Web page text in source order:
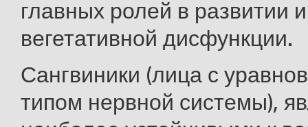
главных ролей в развитии
вегетативной дисфункции.
Сангвиники (лица с
типом нервной системы),